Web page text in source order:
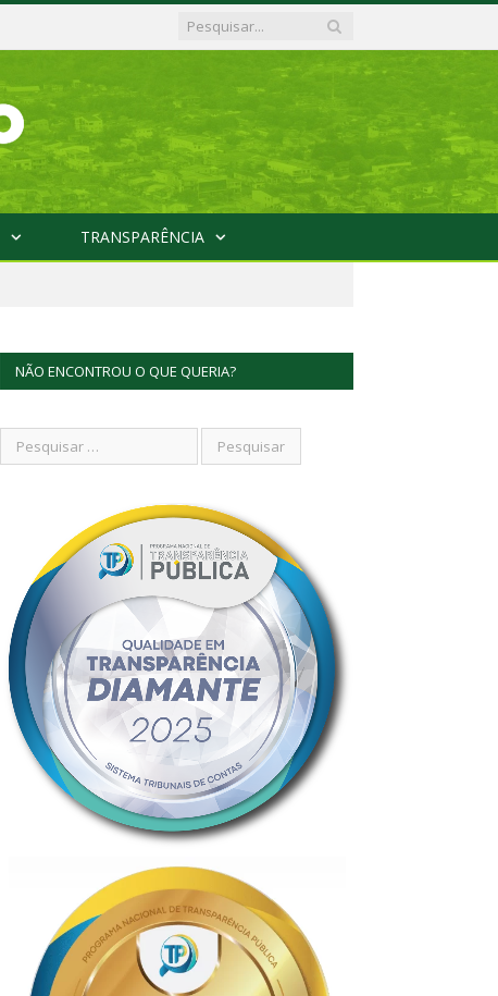
TRANSPARÊNCIA
NÃO ENCONTROU O QUE QUERIA?